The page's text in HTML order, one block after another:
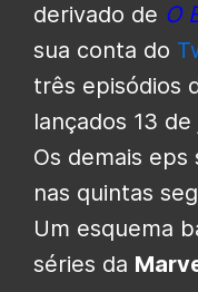
derivado de O
sua conta do
três episódios
lançados 13
Os demais eps
nas quintas
Um esquema
séries da